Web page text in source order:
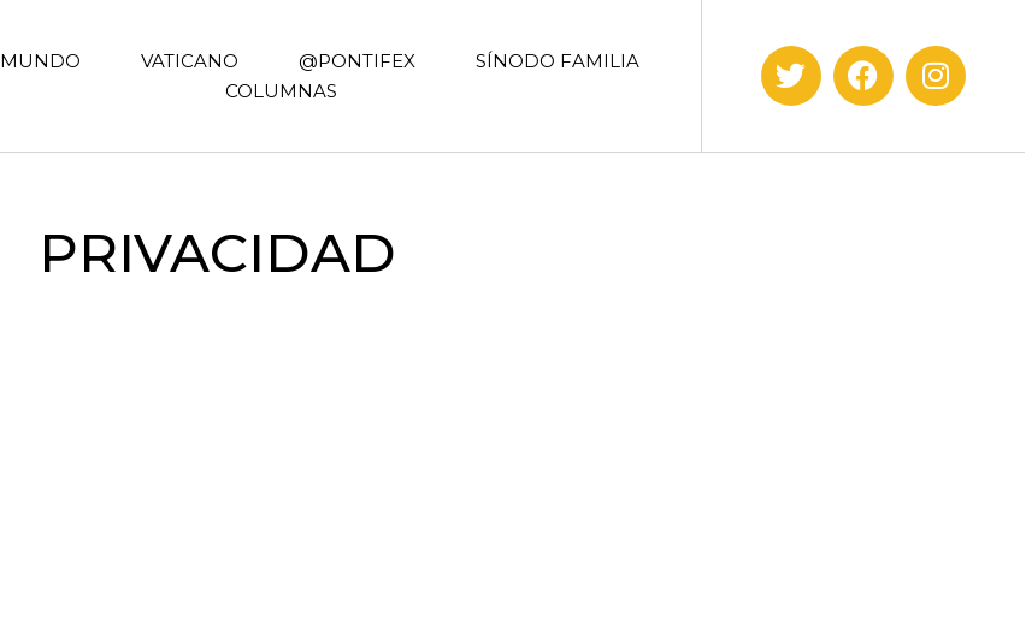
MUNDO VATICANO @PONTIFEX
SÍNODO FAMILIA
COLUMNAS
PRIVACIDAD